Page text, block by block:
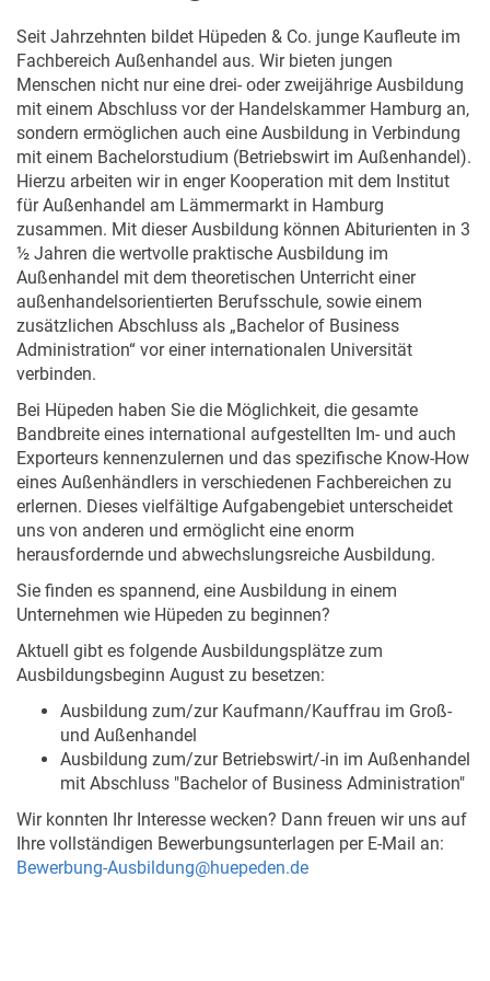
Seit Jahrzehnten bildet Hüpeden & Co. junge Kaufleute im
Fachbereich Außenhandel aus. Wir bieten jungen
Menschen nicht nur eine drei- oder zweijährige Ausbildung
mit einem Abschluss vor der Handelskammer Hamburg an,
sondern ermöglichen auch eine Ausbildung in Verbindung
mit einem Bachelorstudium (Betriebswirt im Außenhandel).
Hierzu arbeiten wir in enger Kooperation mit dem Institut
für Außenhandel am Lämmermarkt in Hamburg
zusammen. Mit dieser Ausbildung können Abiturienten in 3
½ Jahren die wertvolle praktische Ausbildung im
Außenhandel mit dem theoretischen Unterricht einer
außenhandelsorientierten Berufsschule, sowie einem
zusätzlichen Abschluss als „Bachelor of Business
Administration“ vor einer internationalen Universität
verbinden.
Bei Hüpeden haben Sie die Möglichkeit, die gesamte
Bandbreite eines international aufgestellten Im- und auch
Exporteurs kennenzulernen und das spezifische Know-How
eines Außenhändlers in verschiedenen Fachbereichen zu
erlernen. Dieses vielfältige Aufgabengebiet unterscheidet
uns von anderen und ermöglicht eine enorm
herausfordernde und abwechslungsreiche Ausbildung.
Sie finden es spannend, eine Ausbildung in einem
Unternehmen wie Hüpeden zu beginnen?
Aktuell gibt es folgende Ausbildungsplätze zum
Ausbildungsbeginn August zu besetzen:
Ausbildung zum/zur Kaufmann/Kauffrau im Groß-
und Außenhandel
Ausbildung zum/zur Betriebswirt/-in im Außenhandel
mit Abschluss "Bachelor of Business Administration"
Wir konnten Ihr Interesse wecken? Dann freuen wir uns auf
Ihre vollständigen Bewerbungsunterlagen per E-Mail an:
Bewerbung-Ausbildung@huepeden.de